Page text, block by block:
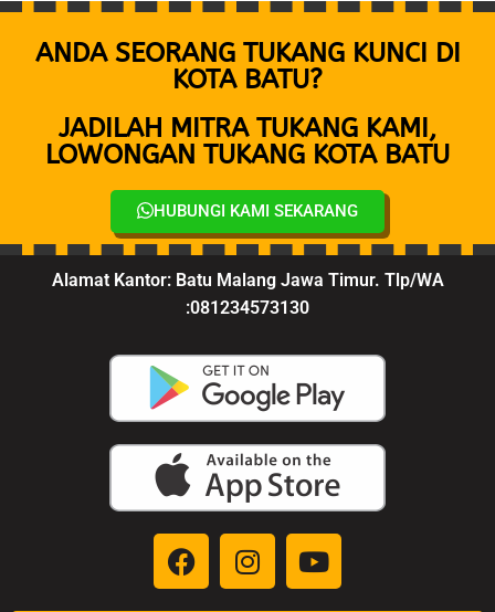
ANDA SEORANG TUKANG KUNCI DI
KOTA BATU?
JADILAH MITRA TUKANG KAMI,
LOWONGAN TUKANG KOTA BATU
HUBUNGI KAMI SEKARANG
Alamat Kantor: Batu Malang Jawa Timur. Tlp/WA
:081234573130